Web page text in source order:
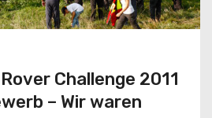
Challenge 2011
– Wir waren